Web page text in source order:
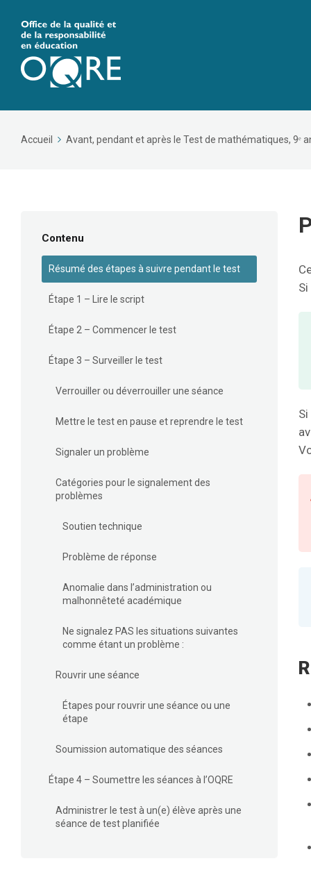
Accueil Avant, pendant et après le Test de mathématiques, 9ᵉ
Contenu
Résumé des étapes à suivre pendant le test
Étape 1 – Lire le script
Étape 2 – Commencer le test
Étape 3 – Surveiller le test
Verrouiller ou déverrouiller une séance
Mettre le test en pause et reprendre le test
Signaler un problème
Catégories pour le signalement des
problèmes
Soutien technique
Problème de réponse
Anomalie dans l’administration ou
malhonnêteté académique
Ne signalez PAS les situations suivantes
comme étant un problème :
Rouvrir une séance
Étapes pour rouvrir une séance ou une
étape
Soumission automatique des séances
Étape 4 – Soumettre les séances à l’OQRE
Administrer le test à un(e) élève après une
séance de test planifiée